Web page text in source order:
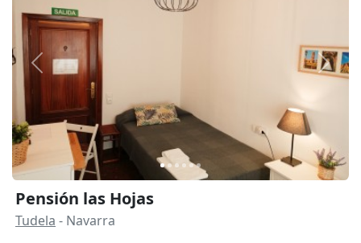
Anterior
Pensión las Hojas
Tudela - Navarra